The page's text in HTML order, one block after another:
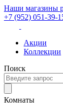
Наши магазины
+7 (952) 051-39-
Акции
Коллекции
Поиск
Комнаты